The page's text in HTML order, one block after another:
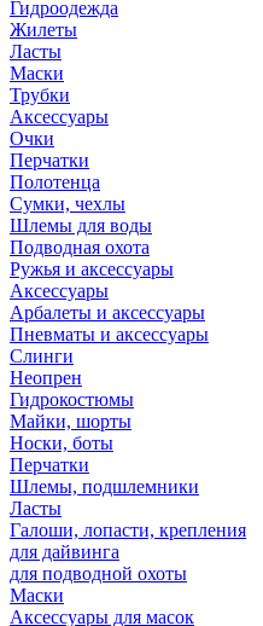
Гидроодежда
Жилеты
Ласты
Маски
Трубки
Аксессуары
Очки
Перчатки
Полотенца
Сумки, чехлы
Шлемы для воды
Подводная охота
Ружья и аксессуары
Аксессуары
Арбалеты и аксессуары
Пневматы и аксессуары
Слинги
Неопрен
Гидрокостюмы
Майки, шорты
Носки, боты
Перчатки
Шлемы, подшлемники
Ласты
Галоши, лопасти, крепления
для дайвинга
для подводной охоты
Маски
Аксессуары для масок